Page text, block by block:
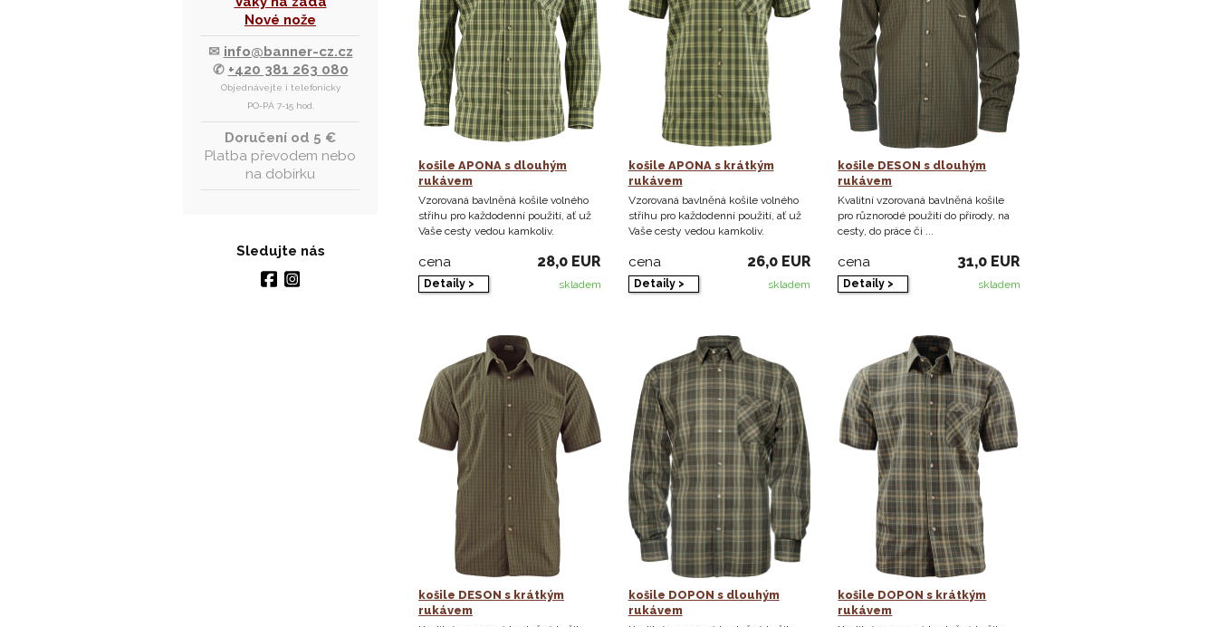
Nové nože
✉ info@banner-cz.cz
✆ +420 381 263 080
Objednávejte i telefonicky
PO-PÁ 7-15 hod.
Doručení od 5 €
Platba převodem nebo
na dobírku
Sledujte nás
košile APONA s dlouhým
rukávem
Vzorovaná bavlněná košile volného
střihu pro každodenní použití, ať už
Vaše cesty vedou kamkoliv.
cena 28,0 EUR
Detaily > skladem
košile APONA s krátkým
rukávem
Vzorovaná bavlněná košile volného
střihu pro každodenní použití, ať už
Vaše cesty vedou kamkoliv.
cena 26,0 EUR
Detaily > skladem
košile DESON s dlouhým
rukávem
Kvalitní vzorovaná bavlněná košile
pro různorodé použití do přírody, na
cesty, do práce či ...
cena 31,0 EUR
Detaily > skladem
košile DESON s krátkým
rukávem
košile DOPON s dlouhým
rukávem
košile DOPON s krátkým
rukávem